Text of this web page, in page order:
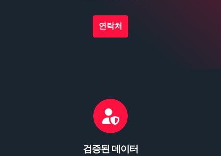
연락처
검증된 데이터